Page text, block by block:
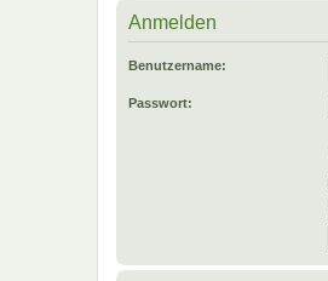
Anmelden
Benutzername:
Passwort: